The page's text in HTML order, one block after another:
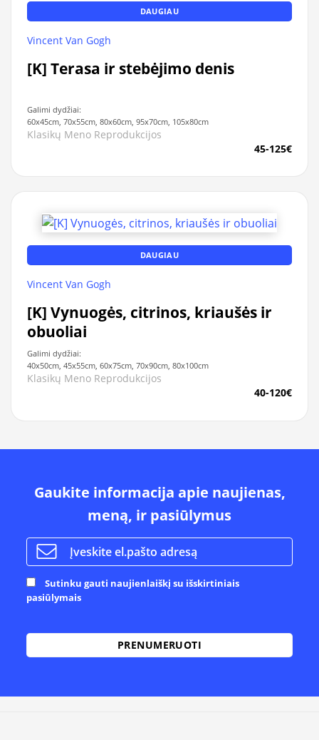
DAUGIAU
Vincent Van Gogh
[K] Terasa ir stebėjimo denis
Galimi dydžiai:
60x45cm, 70x55cm, 80x60cm, 95x70cm, 105x80cm
Klasikų Meno Reprodukcijos
45-125€
DAUGIAU
Vincent Van Gogh
[K] Vynuogės, citrinos, kriaušės ir
obuoliai
Galimi dydžiai:
40x50cm, 45x55cm, 60x75cm, 70x90cm, 80x100cm
Klasikų Meno Reprodukcijos
40-120€
Gaukite informacija apie naujienas,
meną, ir pasiūlymus
Sutinku gauti naujienlaiškį su išskirtiniais
pasiūlymais